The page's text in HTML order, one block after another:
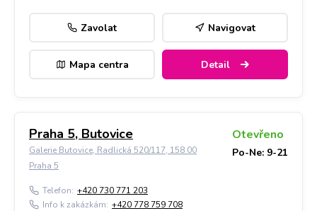
Zavolat Navigovat
Mapa centra Detail
Praha 5, Butovice
Galerie Butovice, Radlická 520/117, 158 00
Praha 5
Otevřeno
Po-Ne: 9-21
Telefon: +420 730 771 203
Info k zakázkám: +420 778 759 708